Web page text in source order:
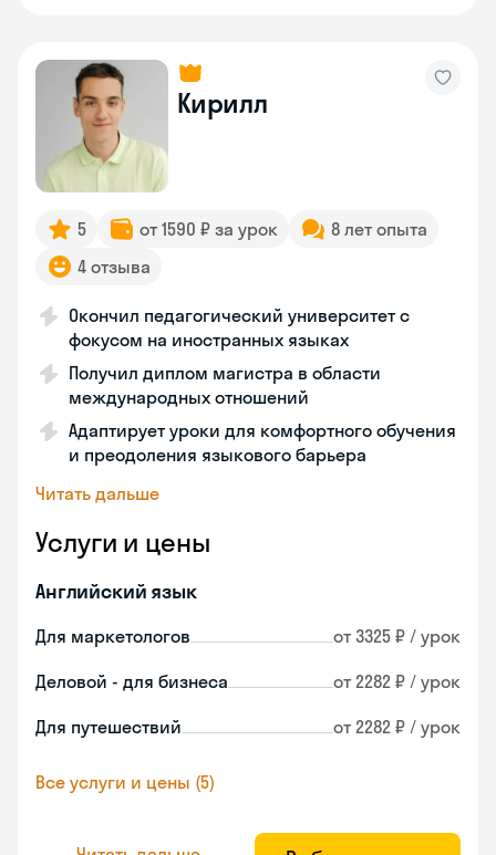
Кирилл
5 от 1590 ₽ за урок
8 лет опыта
4 отзыва
Окончил педагогический университет с
фокусом на иностранных языках
Получил диплом магистра в области
международных отношений
Адаптирует уроки для комфортного обучения
и преодоления языкового барьера
Читать дальше
Услуги и цены
Английский язык
Для маркетологов от 3325 ₽ / урок
Деловой - для бизнеса от 2282 ₽ / урок
Для путешествий от 2282 ₽ / урок
Все услуги и цены (5)